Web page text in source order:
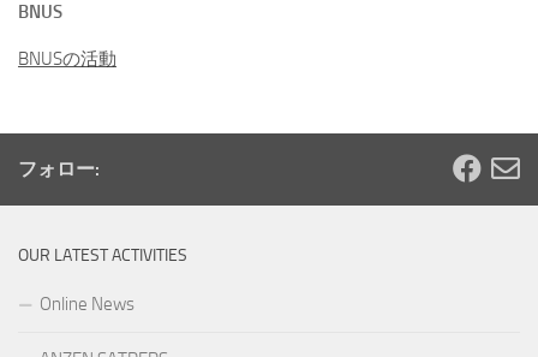
BNUS
BNUSの活動
フォロー:
OUR LATEST ACTIVITIES
Online News